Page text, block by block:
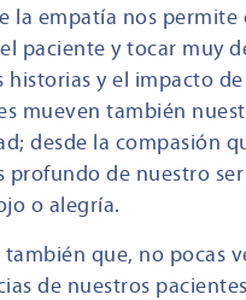
la empatía nos permite
paciente y tocar muy
historias y el impacto de
mueven también
desde la compasión
profundo de nuestro
o alegría.
también que, no pocas
de nuestros